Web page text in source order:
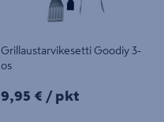
Grillaustarvikesetti Goodiy 3-
os
9,95€/pkt
9,95 € / pkt